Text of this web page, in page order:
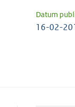
Datum
16-02-